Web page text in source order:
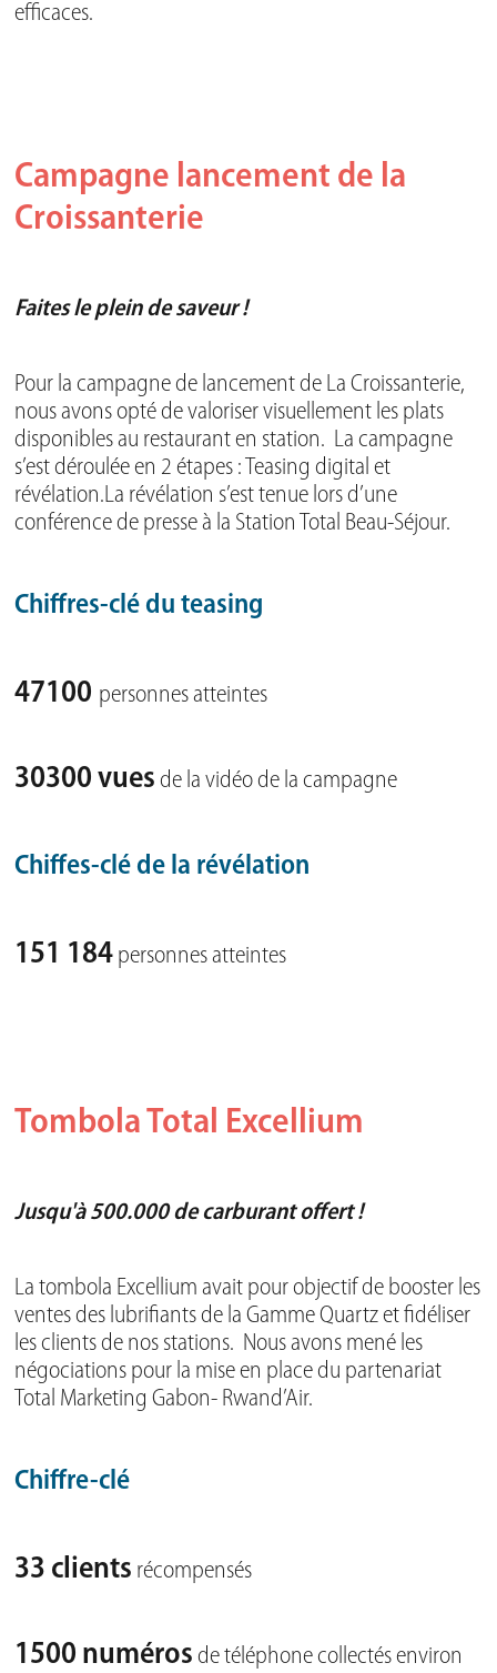
efficaces.
Campagne lancement de la
Croissanterie
Faites le plein de saveur !
Pour la campagne de lancement de La Croissanterie,
nous avons opté de valoriser visuellement les plats
disponibles au restaurant en station. La campagne
s’est déroulée en 2 étapes : Teasing digital et
révélation.La révélation s’est tenue lors d’une
conférence de presse à la Station Total Beau-Séjour.
Chiffres-clé du teasing
47100 personnes atteintes
30300 vues de la vidéo de la campagne
Chiffes-clé de la révélation
151 184 personnes atteintes
Tombola Total Excellium
Jusqu'à 500.000 de carburant offert !
La tombola Excellium avait pour objectif de booster les
ventes des lubrifiants de la Gamme Quartz et fidéliser
les clients de nos stations. Nous avons mené les
négociations pour la mise en place du partenariat
Total Marketing Gabon- Rwand’Air.
Chiffre-clé
33 clients récompensés
1500 numéros de téléphone collectés environ